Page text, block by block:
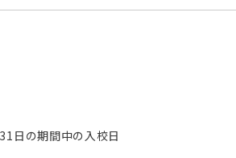
日の期間中の入校日